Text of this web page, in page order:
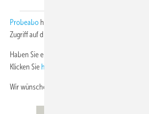
Probeabo haben Sie für die Laufzeit über
Zugriff auf die Inhalte von rund 200 Heftausgaben.
Haben Sie einen Newsletter von uns verpasst?
Klicken Sie hier
Wir wünschen Ihnen viel Spaß beim Lesen.